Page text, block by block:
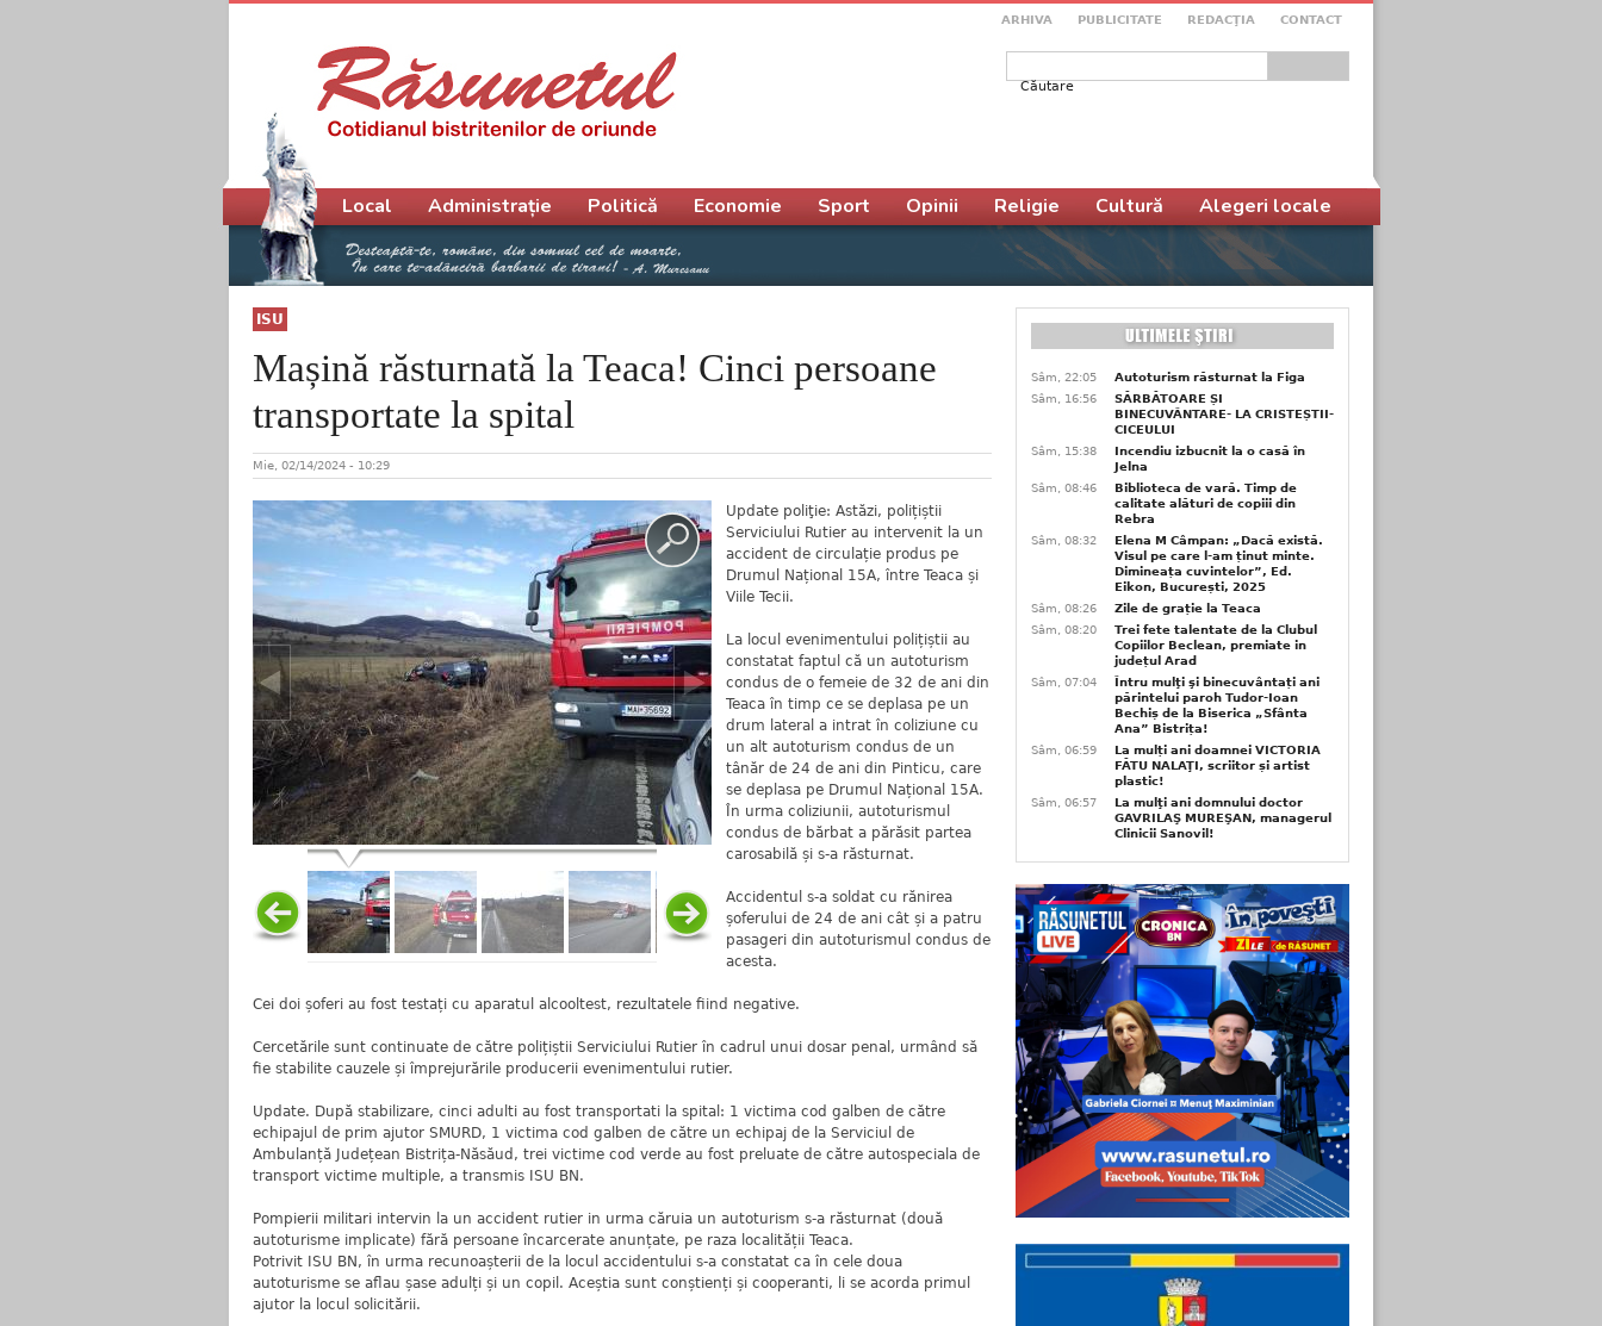
ARHIVA PUBLICITATE REDACŢIA CONTACT
Formular de căutare
ISU
Mașină răsturnată la Teaca! Cinci persoane
transportate la spital
Mie, 02/14/2024 - 10:29
Update poliţie: Astăzi, polițiștii
Serviciului Rutier au intervenit la un
accident de circulație produs pe
Drumul Național 15A, între Teaca și
Viile Tecii.
La locul evenimentului polițiștii au
constatat faptul că un autoturism
condus de o femeie de 32 de ani din
Teaca în timp ce se deplasa pe un
drum lateral a intrat în coliziune cu
un alt autoturism condus de un
tânăr de 24 de ani din Pinticu, care
se deplasa pe Drumul Național 15A.
În urma coliziunii, autoturismul
condus de bărbat a părăsit partea
carosabilă și s-a răsturnat.
Accidentul s-a soldat cu rănirea
șoferului de 24 de ani cât și a patru
pasageri din autoturismul condus de
acesta.
Cei doi șoferi au fost testați cu aparatul alcooltest, rezultatele fiind negative.
Cercetările sunt continuate de către polițiștii Serviciului Rutier în cadrul unui dosar penal, urmând să
fie stabilite cauzele și împrejurările producerii evenimentului rutier.
Update. După stabilizare, cinci adulti au fost transportati la spital: 1 victima cod galben de către
echipajul de prim ajutor SMURD, 1 victima cod galben de către un echipaj de la Serviciul de
Ambulanță Județean Bistrița-Năsăud, trei victime cod verde au fost preluate de către autospeciala de
transport victime multiple, a transmis ISU BN.
Pompierii militari intervin la un accident rutier in urma căruia un autoturism s-a răsturnat (două
autoturisme implicate) fără persoane încarcerate anunțate, pe raza localității Teaca.
Potrivit ISU BN, în urma recunoașterii de la locul accidentului s-a constatat ca în cele doua
autoturisme se aflau șase adulți și un copil. Aceștia sunt conștienți și cooperanti, li se acorda primul
ajutor la locul solicitării.
Meniu principal
Local Administrație Politică Economie Sport Opinii Religie Cultură Alegeri locale
Sâm, 22:05
Autoturism răsturnat la Figa
Sâm, 16:56
SĂRBĂTOARE ȘI
BINECUVÂNTARE- LA CRISTEȘTII-
CICEULUI
Sâm, 15:38
Incendiu izbucnit la o casă în
Jelna
Sâm, 08:46
Biblioteca de vară. Timp de
calitate alături de copiii din
Rebra
Sâm, 08:32
Elena M Câmpan: „Dacă există.
Visul pe care l-am ținut minte.
Dimineața cuvintelor”, Ed.
Eikon, București, 2025
Sâm, 08:26
Zile de grație la Teaca
Sâm, 08:20
Trei fete talentate de la Clubul
Copiilor Beclean, premiate in
județul Arad
Sâm, 07:04
Întru mulţi şi binecuvântați ani
părintelui paroh Tudor-Ioan
Bechiș de la Biserica „Sfânta
Ana” Bistrița!
Sâm, 06:59
La mulți ani doamnei VICTORIA
FĂTU NALAŢI, scriitor și artist
plastic!
Sâm, 06:57
La mulţi ani domnului doctor
GAVRILAŞ MUREŞAN, managerul
Clinicii Sanovil!